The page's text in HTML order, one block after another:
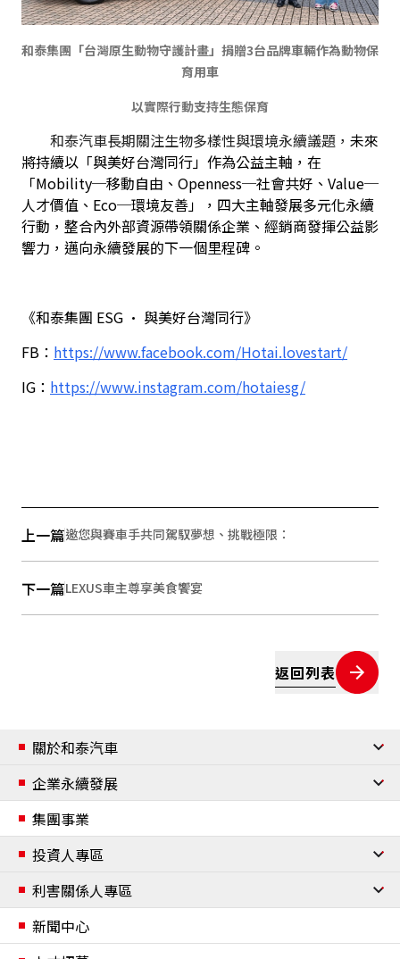
和泰集團「台灣原生動物守護計畫」捐贈3台品牌車輛作為動物保
育用車
以實際行動支持生態保育
和泰汽車長期關注生物多樣性與環境永續議題， 未來
將持續以「與美好台灣同行」作為公益主軸 ，在
「Mobility─移動自由、Openness─社會共好、Value─
人才價值、Eco─環境友善」， 四大主軸發展多元化永續
行動，整合內外部資源帶領關係企業、經銷商發揮公益影
響力，邁向永續發展的下一個里程碑。
《和泰集團 ESG • 與美好台灣同行》
FB： https://www.facebook.com/Hotai.lovestart/
IG： https://www.instagram.com/hotaiesg/
上一篇邀您與賽車手共同駕馭夢想、挑戰極限：
下一篇LEXUS車主尊享美食饗宴
返回列表
關於和泰汽車
公司簡介
經營團隊
組織架構
合作夥伴
願景與使命
企業永續發展
企業永續發展
企業永續管理與政策
資安與個資保護
資訊安全管理個人資料保護政策
移動自由
集團事業
投資人專區
公司治理
董事會委員會
財務資訊
利害關係人專區
利害關係人鑑別
新聞中心